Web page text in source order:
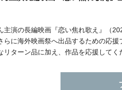
主演の長編映画『恋い焦れ歌え』（
らに海外映画祭へ出品するための応
リターン品に加え、作品を応援してく